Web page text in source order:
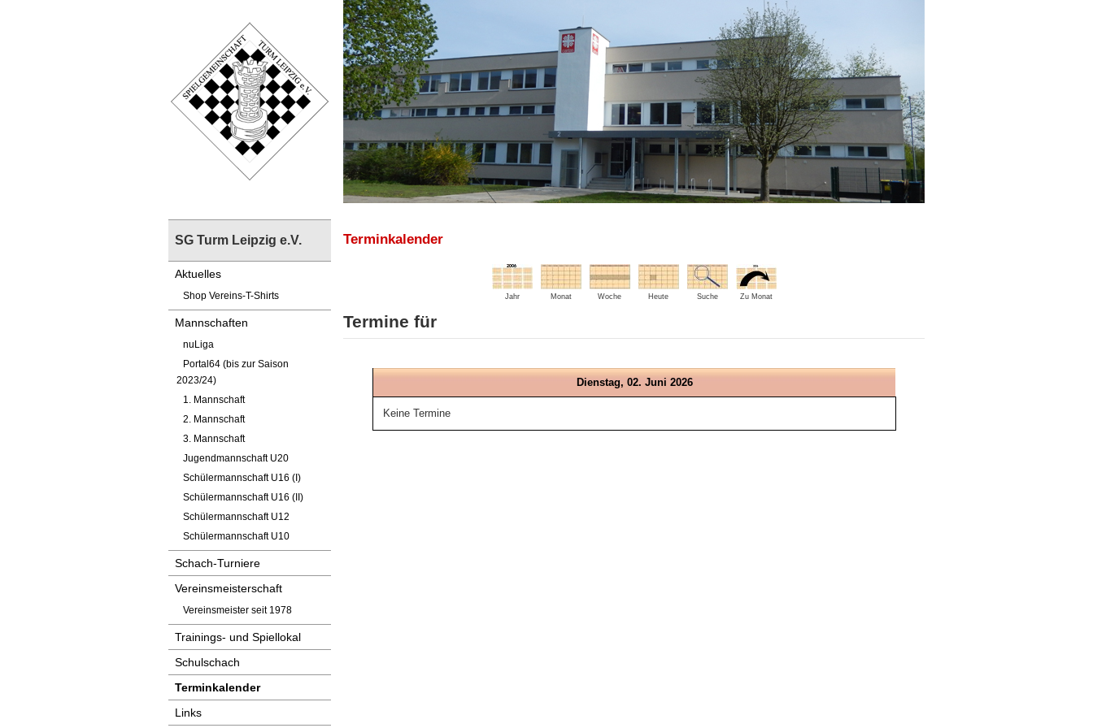
SG Turm Leipzig e.V.
Aktuelles
Shop Vereins-T-Shirts
Mannschaften
nuLiga
Portal64 (bis zur Saison
2023/24)
1. Mannschaft
2. Mannschaft
3. Mannschaft
Jugendmannschaft U20
Schülermannschaft U16 (I)
Schülermannschaft U16 (II)
Schülermannschaft U12
Schülermannschaft U10
Schach-Turniere
Vereinsmeisterschaft
Vereinsmeister seit 1978
Trainings- und Spiellokal
Schulschach
Terminkalender
Links
Terminkalender
Jahr Monat Woche Heute Suche Zu Monat
Termine für
Dienstag, 02. Juni 2026
Keine Termine